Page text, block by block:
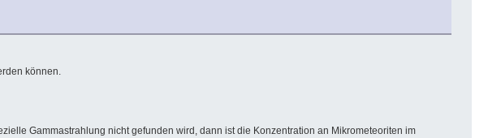
können.
Gammastrahlung nicht gefunden wird, dann ist die Konzentration an Mikrometeoriten im